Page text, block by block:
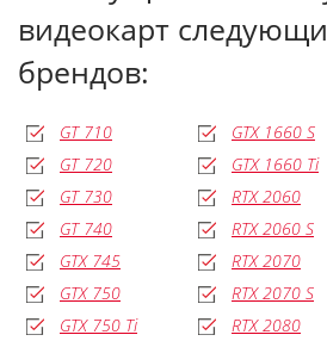
видеокарт
брендов:
GT 710
GT 720
GT 730
GT 740
GTX 745
GTX 750
GTX 750 Ti
GTX 1660 S
GTX 1660 Ti
RTX 2060
RTX 2060 S
RTX 2070
RTX 2070 S
RTX 2080